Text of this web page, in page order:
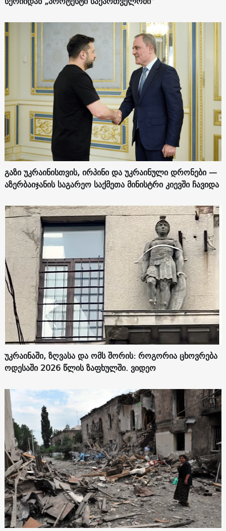
გაზი უკრაინისთვის, ირპინი და უკრაინული დრონები —
აზერბაიჯანის საგარეო საქმეთა მინისტრი კიევში ჩავიდა
უკრაინაში, ზღვასა და ომს შორის: როგორია ცხოვრება
ოდესაში 2026 წლის ზაფხულში. ვიდეო